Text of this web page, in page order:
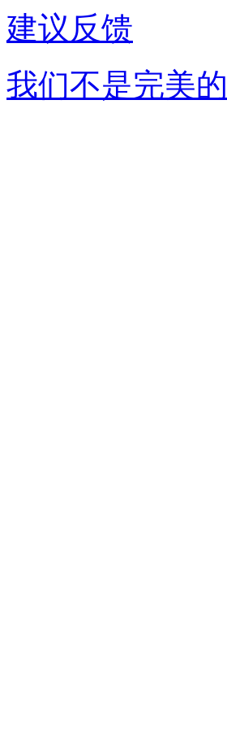
建议反馈
我们不是完美